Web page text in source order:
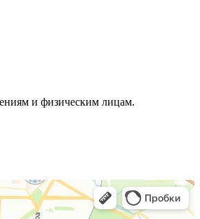
и физическим лицам.